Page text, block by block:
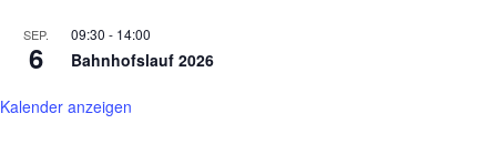
SEP.
6
09:30 - 14:00
Bahnhofslauf 2026
Kalender anzeigen